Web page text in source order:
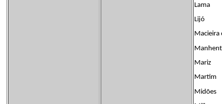
Lama
Lijó
Macieira
Mariz
Martim
Midões